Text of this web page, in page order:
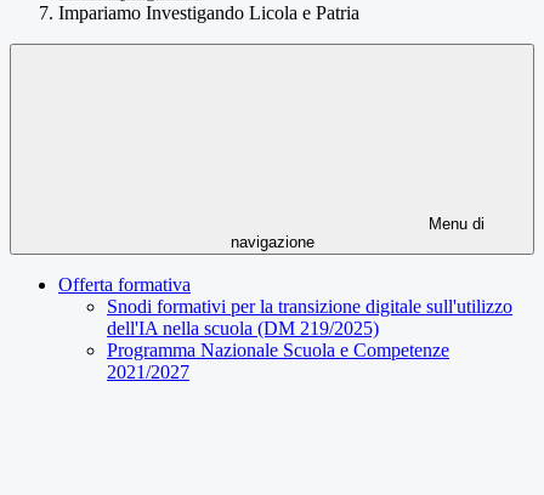
Impariamo Investigando Licola e Patria
Menu di
navigazione
Offerta formativa
Snodi formativi per la transizione digitale sull'utilizzo
dell'IA nella scuola (DM 219/2025)
Programma Nazionale Scuola e Competenze
2021/2027